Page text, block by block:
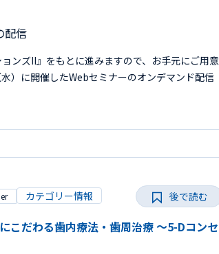
配信
ンズII』をもとに進みますので、お手元にご用意
）に開催したWebセミナーのオンデマンド配信
カテゴリー情報
こだわる歯内療法・歯周治療 ～5-Dコンセ
後で読む